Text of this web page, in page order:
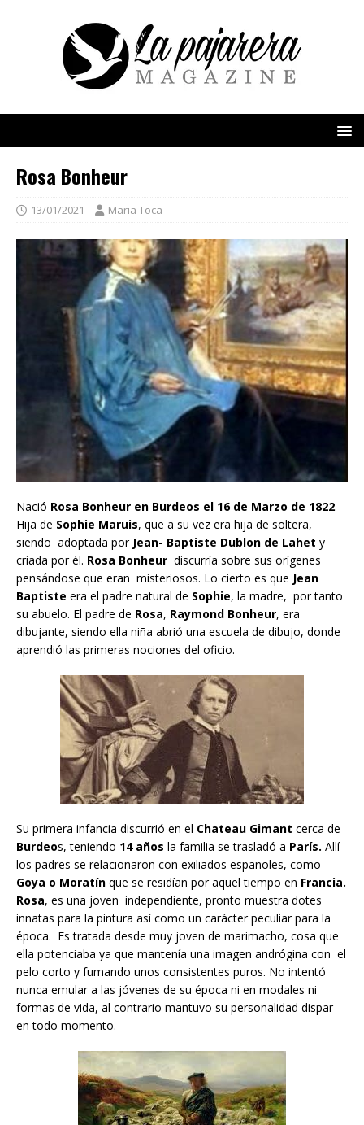
Rosa Bonheur
13/01/2021 Maria Toca
Nació Rosa Bonheur en Burdeos el 16 de Marzo de 1822.
Hija de Sophie Maruis, que a su vez era hija de soltera,
siendo adoptada por Jean- Baptiste Dublon de Lahet y
criada por él. Rosa Bonheur discurría sobre sus orígenes
pensándose que eran misteriosos. Lo cierto es que Jean
Baptiste era el padre natural de Sophie, la madre, por tanto
su abuelo. El padre de Rosa, Raymond Bonheur, era
dibujante, siendo ella niña abrió una escuela de dibujo, donde
aprendió las primeras nociones del oficio.
Su primera infancia discurrió en el Chateau Gimant cerca de
Burdeos, teniendo 14 años la familia se trasladó a París. Allí
los padres se relacionaron con exiliados españoles, como
Goya o Moratín que se residían por aquel tiempo en Francia.
Rosa, es una joven independiente, pronto muestra dotes
innatas para la pintura así como un carácter peculiar para la
época. Es tratada desde muy joven de marimacho, cosa que
ella potenciaba ya que mantenía una imagen andrógina con el
pelo corto y fumando unos consistentes puros. No intentó
nunca emular a las jóvenes de su época ni en modales ni
formas de vida, al contrario mantuvo su personalidad dispar
en todo momento.